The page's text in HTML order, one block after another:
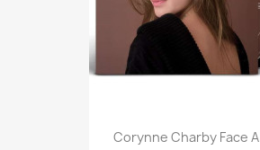
Corynne Charby Face A